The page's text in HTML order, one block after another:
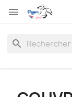

search